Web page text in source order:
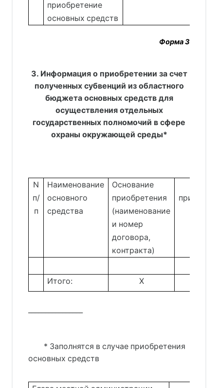
приобретение
основных средств
Форма 3
3. Информация о приобретении за счет
полученных субвенций из областного
бюджета основных средств для
осуществления отдельных
государственных полномочий в сфере
охраны окружающей среды*
N
п/
п
Наименование
основного
средства
Основание
приобретения
(наименование
и номер
договора,
контракта)
Итого: X
* Заполнятся в случае приобретения
основных средств